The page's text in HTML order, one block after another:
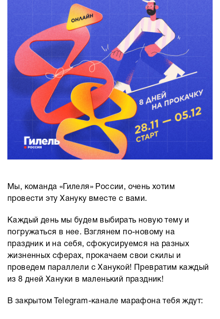
Мы, команда «Гилеля» России, очень хотим
провести эту Хануку вместе с вами.
Каждый день мы будем выбирать новую тему и
погружаться в нее. Взглянем по-новому на
праздник и на себя, сфокусируемся на разных
жизненных сферах, прокачаем свои скилы и
проведем параллели с Ханукой! Превратим каждый
из 8 дней Хануки в маленький праздник!
В закрытом Telegram-канале марафона тебя ждут: